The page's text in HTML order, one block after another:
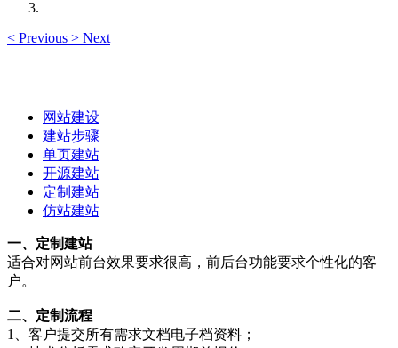
< Previous > Next
网站建设
建站步骤
单页建站
开源建站
定制建站
仿站建站
一、定制建站
适合对网站前台效果要求很高，前后台功能要求个性化的客
户。
二、定制流程
1、客户提交所有需求文档电子档资料；